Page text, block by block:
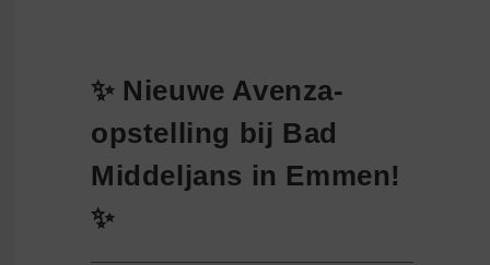
✨ Nieuwe Avenza-
opstelling bij Bad
Middeljans in Emmen!
✨